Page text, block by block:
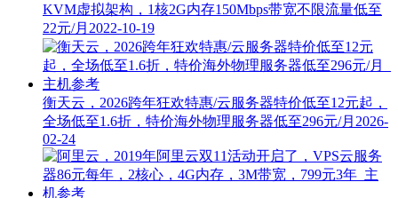
KVM虚拟架构，1核2G内存150Mbps带宽不限流量低至
22元/月 2022-10-19
衡天云，2026跨年狂欢特惠/云服务器特价低至12元起，
全场低至1.6折，特价海外物理服务器低至296元/月 2026-
02-24